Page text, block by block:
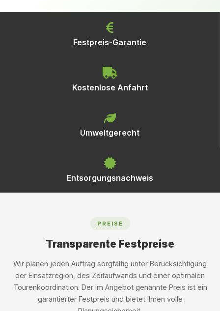
Festpreis-Garantie
Kostenlose Anfahrt
Umweltgerecht
Entsorgungsnachweis
PREISE
Transparente Festpreise
Wir planen jeden Auftrag sorgfältig unter Berücksichtigung
der Einsatzregion, des Zeitaufwands und einer optimalen
Tourenkoordination. Der im Angebot genannte Preis ist ein
garantierter Festpreis und bietet Ihnen volle